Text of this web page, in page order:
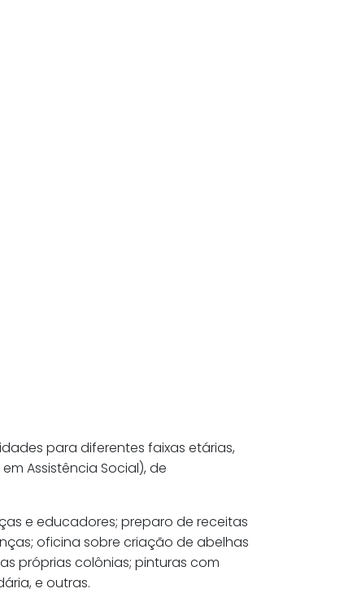
para diferentes faixas etárias,
Assistência Social), de
e educadores; preparo de receitas
oficina sobre criação de abelhas
próprias colônias; pinturas com
e outras.